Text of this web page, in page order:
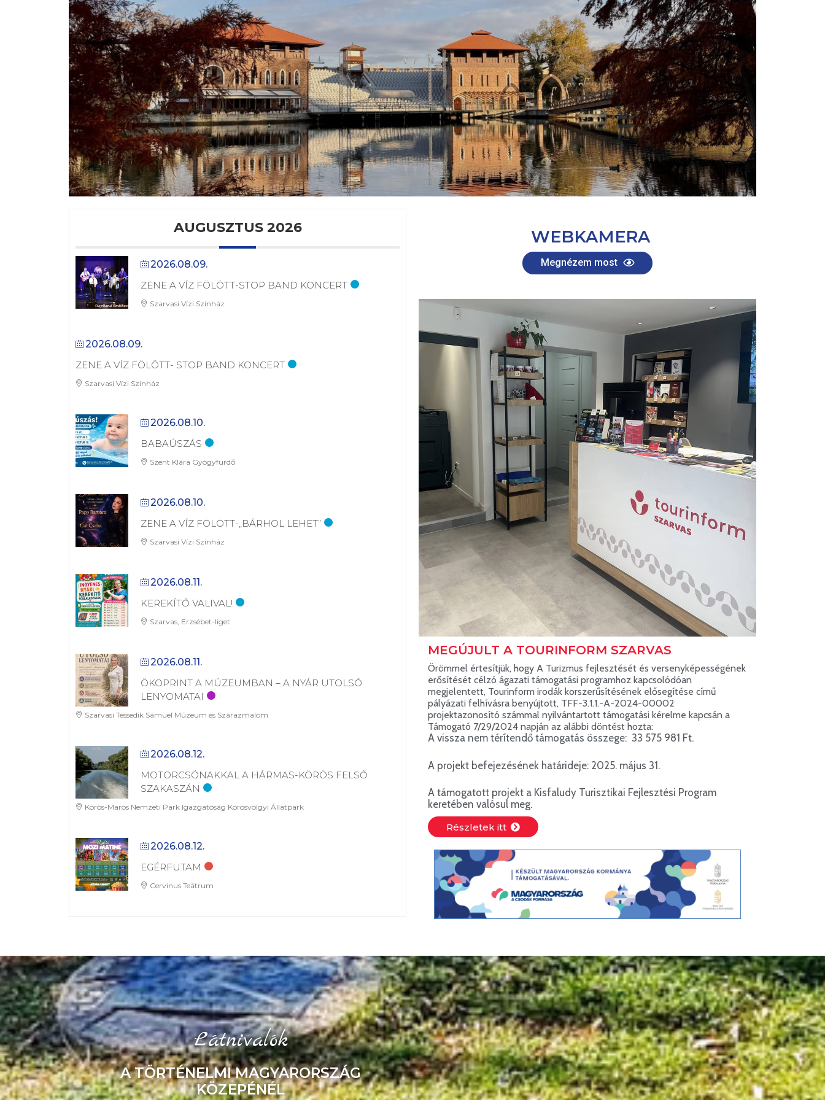
AUGUSZTUS 2026
2026.08.09.
ZENE A VÍZ FÖLÖTT-STOP BAND KONCERT
Szarvasi Vízi Színház
2026.08.09.
ZENE A VÍZ FÖLÖTT- STOP BAND KONCERT
Szarvasi Vízi Színház
2026.08.10.
BABAÚSZÁS
Szent Klára Gyógyfürdő
2026.08.10.
ZENE A VÍZ FÖLÖTT-„BÁRHOL LEHET”
Szarvasi Vízi Színház
2026.08.11.
KEREKÍTŐ VALIVAL!
Szarvas, Erzsébet-liget
2026.08.11.
ÖKOPRINT A MÚZEUMBAN – A NYÁR UTOLSÓ
LENYOMATAI
Szarvasi Tessedik Sámuel Múzeum és Szárazmalom
2026.08.12.
MOTORCSÓNAKKAL A HÁRMAS-KÖRÖS FELSŐ
SZAKASZÁN
Körös-Maros Nemzeti Park Igazgatóság Körösvölgyi Állatpark
2026.08.12.
EGÉRFUTAM
Cervinus Teátrum
WEBKAMERA
Megnézem most
MEGÚJULT A TOURINFORM SZARVAS
Örömmel értesítjük, hogy A Turizmus fejlesztését és versenyképességének
erősítését célzó ágazati támogatási programhoz kapcsolódóan
megjelentett, Tourinform irodák korszerűsítésének elősegítése című
pályázati felhívásra benyújtott, TFF-3.1.1.-A-2024-00002
projektazonosító számmal nyilvántartott támogatási kérelme kapcsán a
Támogató 7/29/2024 napján az alábbi döntést hozta:
A vissza nem térítendő támogatás összege: 33 575 981 Ft.
A projekt befejezésének határideje: 2025. május 31.
A támogatott projekt a Kisfaludy Turisztikai Fejlesztési Program
keretében valósul meg.
Részletek itt
Látnivalók
A TÖRTÉNELMI MAGYARORSZÁG
KÖZEPÉNÉL